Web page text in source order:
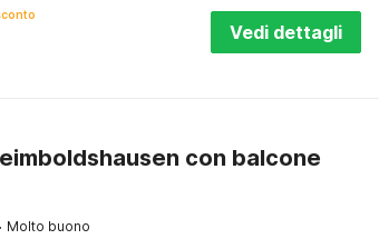
Vedi dettagli
con balcone
· Molto buono